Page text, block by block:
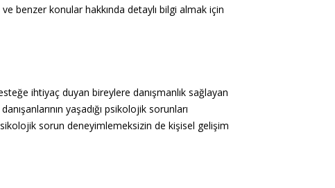
ve benzer konular hakkında detaylı bilgi almak için
ihtiyaç duyan bireylere danışmanlık sağlayan
yaşadığı psikolojik sorunları
sorun deneyimlemeksizin de kişisel gelişim